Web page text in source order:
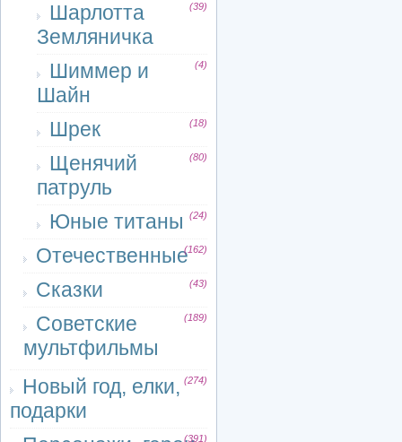
Шарлотта
Земляничка
(39)
Шиммер и
Шайн
(4)
Шрек (18)
Щенячий
патруль
(80)
Юные титаны (24)
Отечественные(162)
Сказки (43)
Советские
мультфильмы
(189)
Новый год, елки,
подарки
(274)
(391)